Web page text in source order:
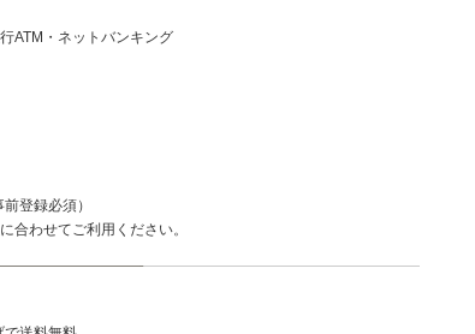
ATM・ネットバンキング
登録必須）
合わせてご利用ください。